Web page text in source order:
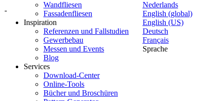
-
Nederlands
English (global)
English (US)
Deutsch
Français
Sprache
Wandfliesen
Fassadenfliesen
Inspiration
Referenzen und Fallstudien
Gewerbebau
Messen und Events
Blog
Services
Download-Center
Online-Tools
Bücher und Broschüren